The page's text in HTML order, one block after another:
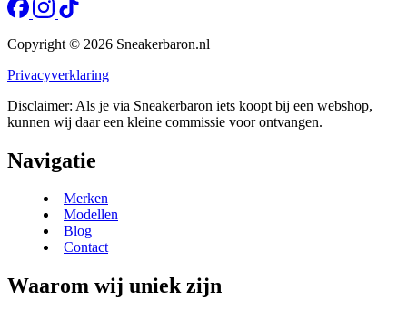
Copyright © 2026 Sneakerbaron.nl
Privacyverklaring
Disclaimer: Als je via Sneakerbaron iets koopt bij een webshop,
kunnen wij daar een kleine commissie voor ontvangen.
Navigatie
Merken
Modellen
Blog
Contact
Waarom wij uniek zijn